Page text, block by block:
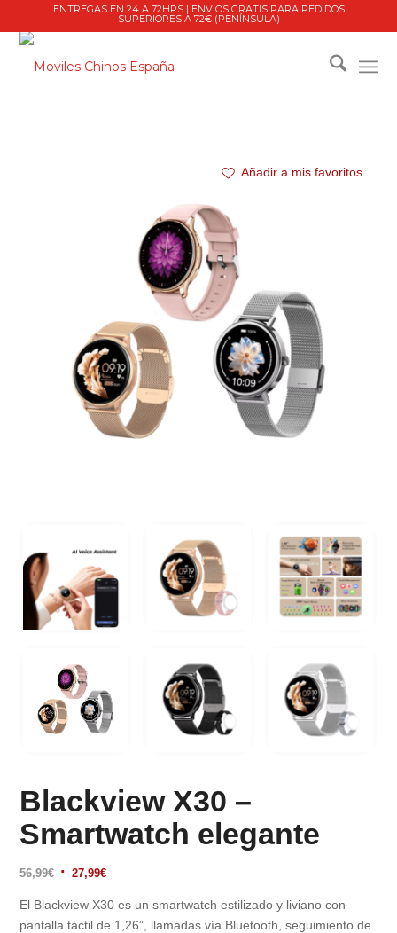
ENTREGAS EN 24 A 72HRS | ENVÍOS GRATIS PARA PEDIDOS
SUPERIORES A 72€ (PENÍNSULA)
Añadir a mis favoritos
Blackview X30 –
Smartwatch elegante
56,99€ El 27,99€El
El Blackview X30 es un smartwatch estilizado y liviano con
pantalla táctil de 1,26”, llamadas vía Bluetooth, seguimiento de